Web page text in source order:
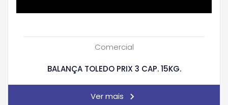
Comercial
BALANÇA TOLEDO PRIX 3 CAP. 15KG.
Ver mais